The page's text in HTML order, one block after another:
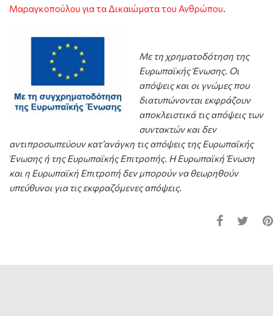
Μαραγκοπούλου για τα Δικαιώματα του Ανθρώπου.
Με τη χρηματοδότηση της
Ευρωπαϊκής Ένωσης. Οι
απόψεις και οι γνώμες που
διατυπώνονται εκφράζουν
αποκλειστικά τις απόψεις των
συντακτών και δεν
αντιπροσωπεύουν κατ’ανάγκη τις απόψεις της Ευρωπαϊκής
Ένωσης ή της Ευρωπαϊκής Επιτροπής. Η Ευρωπαϊκή Ένωση
και η Ευρωπαϊκή Επιτροπή δεν μπορούν να θεωρηθούν
υπεύθυνοι για τις εκφραζόμενες απόψεις.